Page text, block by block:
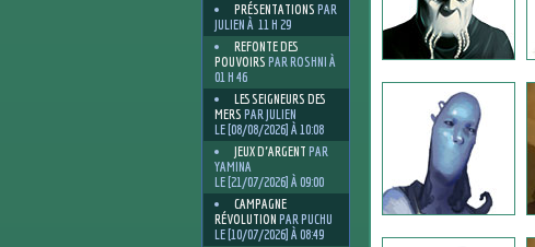
PRÉSENTATIONS PAR
JULIEN À 11 H 29
REFONTE DES
POUVOIRS PAR ROSHNI À
01 H 46
LES SEIGNEURS DES
MERS PAR JULIEN
LE [08/08/2026] À 10:08
JEUX D'ARGENT PAR
YAMINA
LE [21/07/2026] À 09:00
CAMPAGNE
RÉVOLUTION PAR PUCHU
LE [10/07/2026] À 08:49